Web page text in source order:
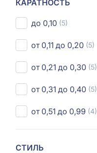
КАРАТНОСТЬ
до 0,10 (5)
от 0,11 до 0,20 (5)
от 0,21 до 0,30 (5)
от 0,31 до 0,40 (5)
от 0,51 до 0,99 (4)
СТИЛЬ